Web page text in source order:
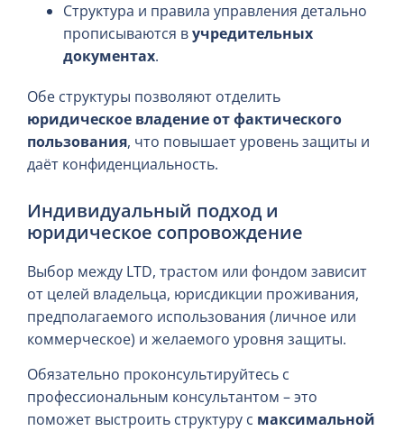
Структура и правила управления детально
прописываются вучредительных
документах.
Обе структуры позволяют отделить
юридическое владение от фактического
пользования, что повышает уровень защиты и
даёт конфиденциальность.
Индивидуальный подход и
юридическое сопровождение
Выбор между LTD, трастом или фондом зависит
от целей владельца, юрисдикции проживания,
предполагаемого использования (личное или
коммерческое) и желаемого уровня защиты.
Обязательно проконсультируйтесь с
профессиональным консультантом – это
поможет выстроить структуру с максимальной